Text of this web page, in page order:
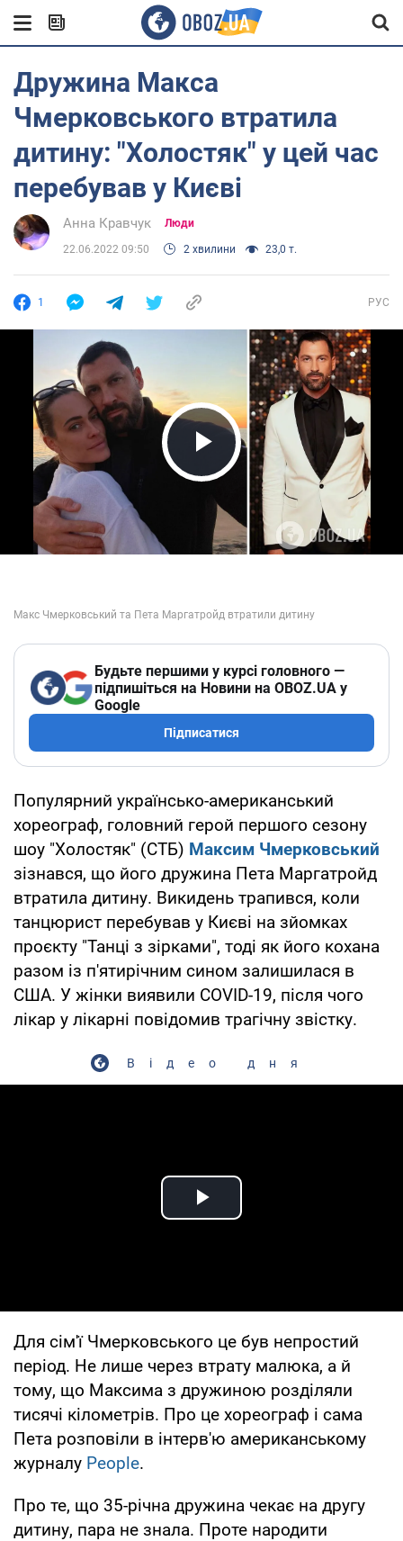
Дружина Макса
Чмерковського втратила
дитину: "Холостяк" у цей час
перебував у Києві
Анна Кравчук Люди
22.06.2022 09:50 2 хвилини 23,0 т.
1 РУС
Play Video
Будьте першими у курсі головного —
підпишіться на Новини на OBOZ.UA у
Google
Підписатися
Популярний українсько-американський
хореограф, головний герой першого сезону
шоу "Холостяк" (СТБ) Максим Чмерковський
зізнався, що його дружина Пета Маргатройд
втратила дитину. Викидень трапився, коли
танцюрист перебував у Києві на зйомках
проєкту "Танці з зірками", тоді як його кохана
разом із п'ятирічним сином залишилася в
США. У жінки виявили COVID-19, після чого
лікар у лікарні повідомив трагічну звістку.
Відео дня
Play Video
Для сім'ї Чмерковського це був непростий
період. Не лише через втрату малюка, а й
тому, що Максима з дружиною розділяли
тисячі кілометрів. Про це хореограф і сама
Пета розповіли в інтерв'ю американському
журналу Peоple.
Про те, що 35-річна дружина чекає на другу
дитину, пара не знала. Проте народити